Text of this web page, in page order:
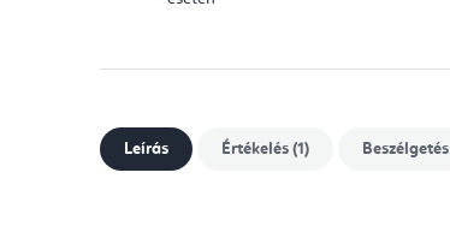
Leírás Értékelés (1) Beszélgetés